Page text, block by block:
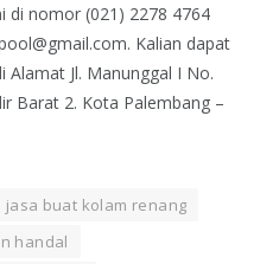
di nomor (021) 2278 4764
Kalian dapat
Jl. Manunggal I No.
Barat 2. Kota Palembang –
jasa buat kolam renang
handal